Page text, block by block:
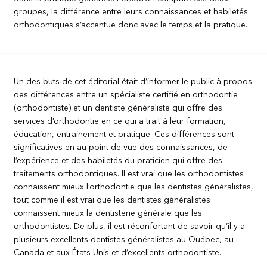
groupes, la différence entre leurs connaissances et habiletés
orthodontiques s’accentue donc avec le temps et la pratique.
Un des buts de cet éditorial était d’informer le public à propos
des différences entre un spécialiste certifié en orthodontie
(orthodontiste) et un dentiste généraliste qui offre des
services d’orthodontie en ce qui a trait à leur formation,
éducation, entrainement et pratique. Ces différences sont
significatives en au point de vue des connaissances, de
l’expérience et des habiletés du praticien qui offre des
traitements orthodontiques. Il est vrai que les orthodontistes
connaissent mieux l’orthodontie que les dentistes généralistes,
tout comme il est vrai que les dentistes généralistes
connaissent mieux la dentisterie générale que les
orthodontistes. De plus, il est réconfortant de savoir qu’il y a
plusieurs excellents dentistes généralistes au Québec, au
Canada et aux États-Unis et d’excellents orthodontiste.